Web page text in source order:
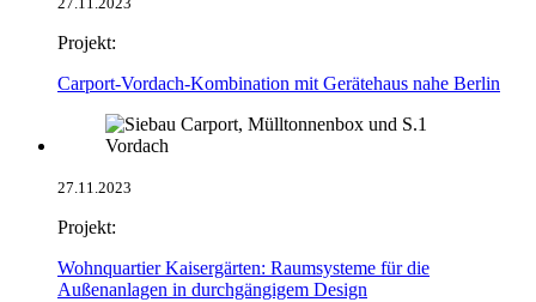
Projekt:
Carport-Vordach-Kombination mit Gerätehaus nahe Berlin
27.11.2023
Projekt:
Wohnquartier Kaisergärten: Raumsysteme für die
Außenanlagen in durchgängigem Design